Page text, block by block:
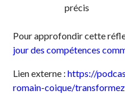
précis
Pour approfondir cette
jour des compétences
Lien externe :https://
romain-coique/